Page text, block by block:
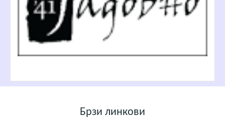
Брзи линкови